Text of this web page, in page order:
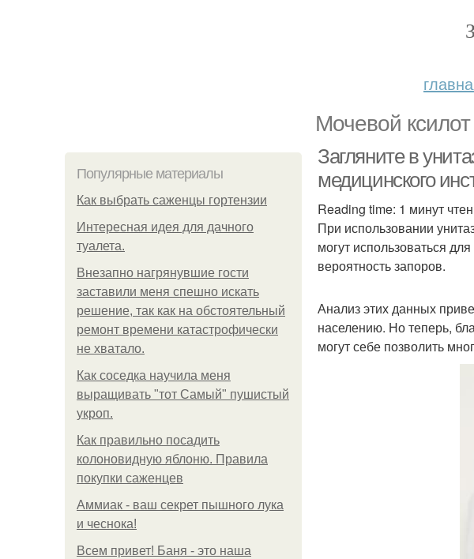
Мочевой ксилот
Популярные материалы
Как выбрать саженцы гортензии
Интересная идея для дачного
туалета.
Внезапно нагрянувшие гости
заставили меня спешно искать
решение, так как на обстоятельный
ремонт времени катастрофически
не хватало.
Как соседка научила меня
выращивать "тот Самый" пушистый
укроп.
Как правильно посадить
колоновидную яблоню. Правила
покупки саженцев
Аммиак - ваш секрет пышного лука
и чеснока!
Всем привет! Баня - это наша
Загляните в
медицинского
Reading time: 1 минут
При использовании
могут использоваться
вероятность запоров.
Анализ этих данных
населению. Но теперь,
могут себе позволить